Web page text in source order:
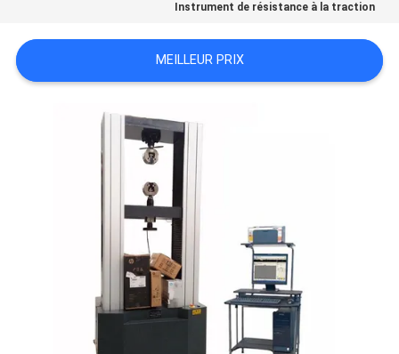
DU
SITE
PRIVACY
Instrument de résistance à la traction
MEILLEUR PRIX